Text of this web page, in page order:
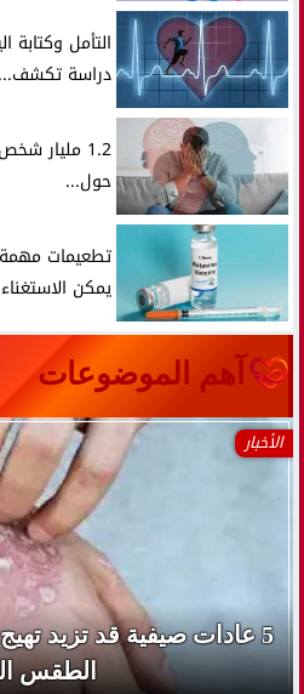
التأمل
دراسة تكشف...
1.2 مليار
حول...
تطعيمات
يمكن
آهم الموضوعات
الأخبار
5 عادات صيفية قد تزيد
الطقس